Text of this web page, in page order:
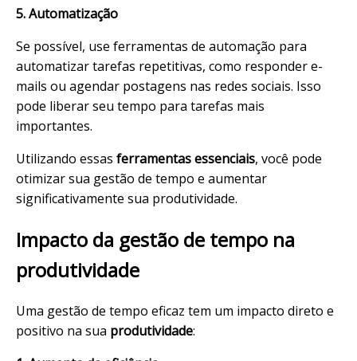
5. Automatização
Se possível, use ferramentas de automação para
automatizar tarefas repetitivas, como responder e-
mails ou agendar postagens nas redes sociais. Isso
pode liberar seu tempo para tarefas mais
importantes.
Utilizando essas ferramentas essenciais, você pode
otimizar sua gestão de tempo e aumentar
significativamente sua produtividade.
Impacto da gestão de tempo na
produtividade
Uma gestão de tempo eficaz tem um impacto direto e
positivo na sua produtividade: